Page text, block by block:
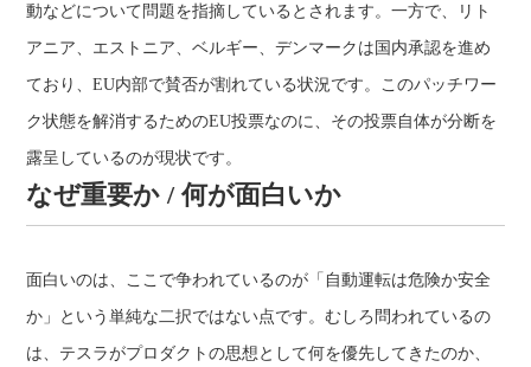
動などについて問題を指摘しているとされます。一方で、リト
アニア、エストニア、ベルギー、デンマークは国内承認を進め
ており、EU内部で賛否が割れている状況です。このパッチワー
ク状態を解消するためのEU投票なのに、その投票自体が分断を
露呈しているのが現状です。
なぜ重要か / 何が面白いか
面白いのは、ここで争われているのが「自動運転は危険か安全
か」という単純な二択ではない点です。むしろ問われているの
は、テスラがプロダクトの思想として何を優先してきたのか、